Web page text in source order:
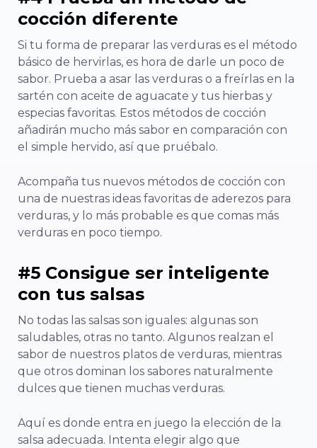
cocción diferente
Si tu forma de preparar las verduras es el método
básico de hervirlas, es hora de darle un poco de
sabor. Prueba a asar las verduras o a freírlas en la
sartén con aceite de aguacate y tus hierbas y
especias favoritas. Estos métodos de cocción
añadirán mucho más sabor en comparación con
el simple hervido, así que pruébalo.
Acompaña tus nuevos métodos de cocción con
una de nuestras ideas favoritas de aderezos para
verduras, y lo más probable es que comas más
verduras en poco tiempo.
#5 Consigue ser inteligente
con tus salsas
No todas las salsas son iguales: algunas son
saludables, otras no tanto. Algunos realzan el
sabor de nuestros platos de verduras, mientras
que otros dominan los sabores naturalmente
dulces que tienen muchas verduras.
Aquí es donde entra en juego la elección de la
salsa adecuada. Intenta elegir algo que